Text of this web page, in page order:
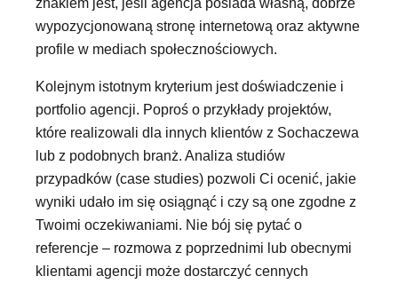
wypozycjonowaną stronę internetową oraz aktywne
profile w mediach społecznościowych.
Kolejnym istotnym kryterium jest doświadczenie i
portfolio agencji. Poproś o przykłady projektów,
które realizowali dla innych klientów z Sochaczewa
lub z podobnych branż. Analiza studiów
przypadków (case studies) pozwoli Ci ocenić, jakie
wyniki udało im się osiągnąć i czy są one zgodne z
Twoimi oczekiwaniami. Nie bój się pytać o
referencje – rozmowa z poprzednimi lub obecnymi
klientami agencji może dostarczyć cennych